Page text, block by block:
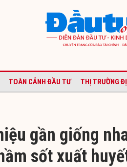
TOÀN CẢNH ĐẦU TƯ THỊ TRƯỜNG
gần giống
sốt xuất